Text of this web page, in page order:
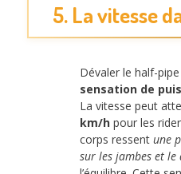
5. La vitesse
Dévaler le half-
sensation de
La vitesse peut
km/h pour les
corps ressent une
sur les jambes et le